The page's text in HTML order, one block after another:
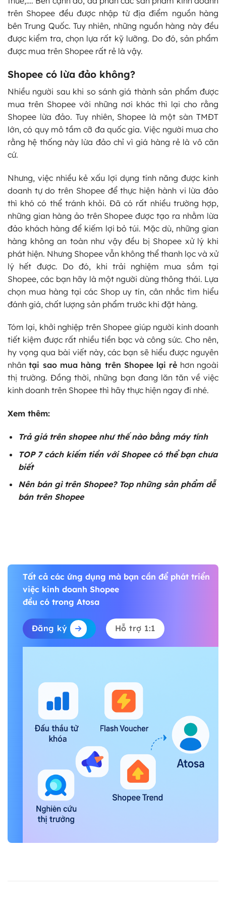
trên Shopee đều được nhập từ địa điểm nguồn hàng
bên Trung Quốc. Tuy nhiên, những nguồn hàng này đều
được kiểm tra, chọn lựa rất kỹ lưỡng. Do đó, sản phẩm
được mua trên Shopee rất rẻ là vậy.
Shopee có lừa đảo không?
Nhiều người sau khi so sánh giá thành sản phẩm được
mua trên Shopee với những nơi khác thì lại cho rằng
Shopee lừa đảo. Tuy nhiên, Shopee là một sàn TMĐT
lớn, có quy mô tầm cỡ đa quốc gia. Việc người mua cho
rằng hệ thống này lừa đảo chỉ vì giá hàng rẻ là vô căn
cứ.
Nhưng, việc nhiều kẻ xấu lợi dụng tính năng được kinh
doanh tự do trên Shopee để thực hiện hành vi lừa đảo
thì khó có thể tránh khỏi. Đã có rất nhiều trường hợp,
những gian hàng ảo trên Shopee được tạo ra nhằm lừa
đảo khách hàng để kiếm lợi bỏ túi. Mặc dù, những gian
hàng không an toàn như vậy đều bị Shopee xử lý khi
phát hiện. Nhưng Shopee vẫn không thể thanh lọc và xử
lý hết được. Do đó, khi trải nghiệm mua sắm tại
Shopee, các bạn hãy là một người dùng thông thái. Lựa
chọn mua hàng tại các Shop uy tín, cân nhắc tìm hiểu
đánh giá, chất lượng sản phẩm trước khi đặt hàng.
Tóm lại, khởi nghiệp trên Shopee giúp người kinh doanh
tiết kiệm được rất nhiều tiền bạc và công sức. Cho nên,
hy vọng qua bài viết này, các bạn sẽ hiểu được nguyên
nhântại sao mua hàng trên Shopee lại rẻ hơn ngoài
thị trường. Đồng thời, những bạn đang lăn tăn về việc
kinh doanh trên Shopee thì hãy thực hiện ngay đi nhé.
Xem thêm:
Trả giá trên shopee như thế nào bằng máy tính
TOP 7 cách kiếm tiền với Shopeecó thể bạn chưa
biết
Nên bán gì trên Shopee? Top những sản phẩm dễ
bán trên Shopee
Tất cả các ứng dụng mà bạn cần để phát triển
việc kinh doanh Shopee
đều có trong Atosa
Đăng ký Hỗ trợ 1:1